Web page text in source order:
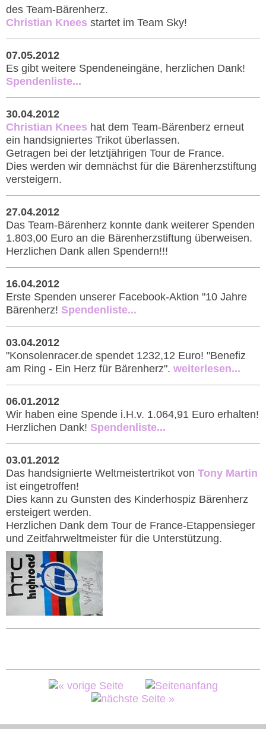
des Team-Bärenherz.
Christian Knees startet im Team Sky!
07.05.2012
Es gibt weitere Spendeneingäne, herzlichen Dank!
Spendenliste...
30.04.2012
Christian Knees hat dem Team-Bärenberz erneut
ein handsigniertes Trikot überlassen.
Getragen bei der letztjährigen Tour de France.
Dies werden wir demnächst für die Bärenherzstiftung
versteigern.
27.04.2012
Das Team-Bärenherz konnte dank weiterer Spenden
1.803,00 Euro an die Bärenherzstiftung überweisen.
Herzlichen Dank allen Spendern!!!
16.04.2012
Erste Spenden unserer Facebook-Aktion "10 Jahre
Bärenherz! Spendenliste...
03.04.2012
"Konsolenracer.de spendet 1232,12 Euro! "Benefiz
am Ring - Ein Herz für Bärenherz". weiterlesen...
06.01.2012
Wir haben eine Spende i.H.v. 1.064,91 Euro erhalten!
Herzlichen Dank! Spendenliste...
03.01.2012
Das handsignierte Weltmeistertrikot von Tony Martin
ist eingetroffen!
Dies kann zu Gunsten des Kinderhospiz Bärenherz
ersteigert werden.
Herzlichen Dank dem Tour de France-Etappensieger
und Zeitfahrweltmeister für die Unterstützung.